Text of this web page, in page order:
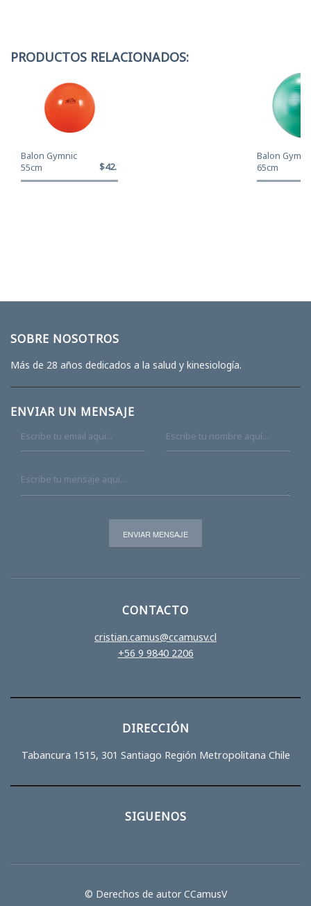
PRODUCTOS RELACIONADOS:
Balon Gymnic
55cm
$42.120
Balon
65cm
SOBRE NOSOTROS
Más de 28 años dedicados a la salud y kinesiología.
ENVIAR UN MENSAJE
CONTACTO
cristian.camus@ccamusv.cl
+56 9 9840 2206
DIRECCIÓN
Tabancura 1515, 301 Santiago Región Metropolitana Chile
SIGUENOS
© Derechos de autor CCamusV